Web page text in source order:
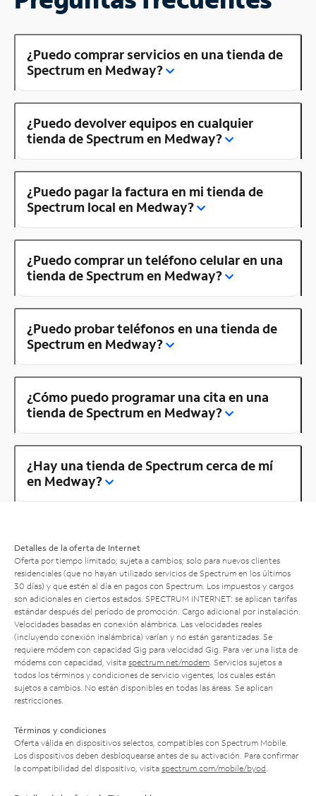
¿Puedo comprar servicios en una tienda de
Spectrum en Medway?
¿Puedo devolver equipos en cualquier
tienda de Spectrum en Medway?
¿Puedo pagar la factura en mi tienda de
Spectrum local en Medway?
¿Puedo comprar un teléfono celular en una
tienda de Spectrum en Medway?
¿Puedo probar teléfonos en una tienda de
Spectrum en Medway?
¿Cómo puedo programar una cita en una
tienda de Spectrum en Medway?
¿Hay una tienda de Spectrum cerca de mí
en Medway?
Detalles de la oferta de Internet
Oferta por tiempo limitado; sujeta a cambios; solo para nuevos clientes
residenciales (que no hayan utilizado servicios de Spectrum en los últimos
30 días) y que estén al día en pagos con Spectrum. Los impuestos y cargos
son adicionales en ciertos estados. SPECTRUM INTERNET: se aplican tarifas
estándar después del período de promoción. Cargo adicional por instalación.
Velocidades basadas en conexión alámbrica. Las velocidades reales
(incluyendo conexión inalámbrica) varían y no están garantizadas. Se
requiere módem con capacidad Gig para velocidad Gig. Para ver una lista de
módems con capacidad, visita spectrum.net/modem . Servicios sujetos a
todos los términos y condiciones de servicio vigentes, los cuales están
sujetos a cambios. No están disponibles en todas las áreas. Se aplican
restricciones.
Términos y condiciones
Oferta válida en dispositivos selectos, compatibles con Spectrum Mobile.
Los dispositivos deben desbloquearse antes de su activación. Para confirmar
la compatibilidad del dispositivo, visita spectrum.com/mobile/byod